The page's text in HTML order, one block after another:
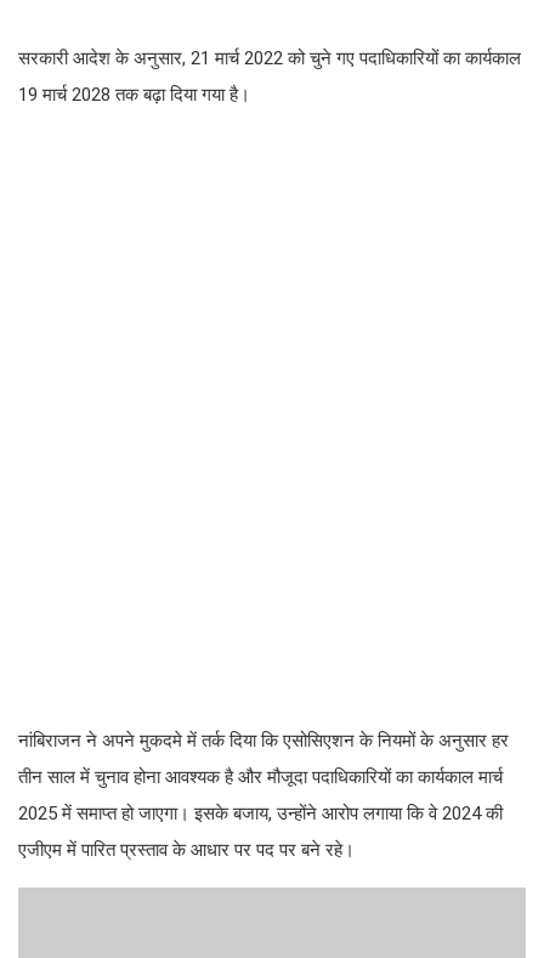
सरकारी आदेश के अनुसार, 21 मार्च 2022 को चुने गए पदाधिकारियों का कार्यकाल
19 मार्च 2028 तक बढ़ा दिया गया है।
नांबिराजन ने अपने मुकदमे में तर्क दिया कि एसोसिएशन के नियमों के अनुसार हर
तीन साल में चुनाव होना आवश्यक है और मौजूदा पदाधिकारियों का कार्यकाल मार्च
2025 में समाप्त हो जाएगा। इसके बजाय, उन्होंने आरोप लगाया कि वे 2024 की
एजीएम में पारित प्रस्ताव के आधार पर पद पर बने रहे।